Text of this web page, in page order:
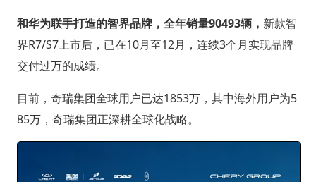
和华为联手打造的智界品牌，全年销量90493辆， 新款智
界R7/S7上市后，已在10月至12月，连续3个月实现品牌
交付过万的成绩。
目前，奇瑞集团全球用户已达1853万，其中海外用户为5
85万，奇瑞集团正深耕全球化战略。